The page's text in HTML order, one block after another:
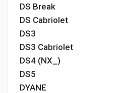
DS Break
DS Cabriolet
DS3
DS3 Cabriolet
DS4 (NX_)
DS5
DYANE